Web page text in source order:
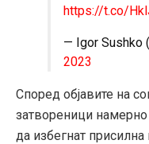
https://t.co/
— Igor Sushko
2023
Според објавите на
затвореници
да избегнат